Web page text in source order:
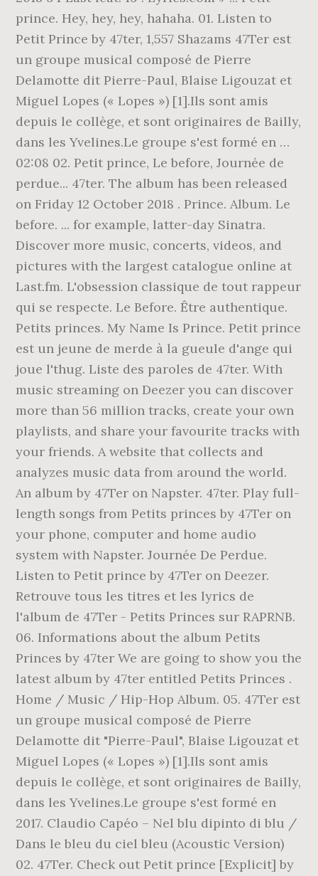
prince. Hey, hey, hey, hahaha. 01. Listen to
Petit Prince by 47ter, 1,557 Shazams 47Ter est
un groupe musical composé de Pierre
Delamotte dit Pierre-Paul, Blaise Ligouzat et
Miguel Lopes (« Lopes ») [1].Ils sont amis
depuis le collège, et sont originaires de Bailly,
dans les Yvelines.Le groupe s'est formé en …
02:08 02. Petit prince, Le before, Journée de
perdue... 47ter. The album has been released
on Friday 12 October 2018 . Prince. Album. Le
before. ... for example, latter-day Sinatra.
Discover more music, concerts, videos, and
pictures with the largest catalogue online at
Last.fm. L'obsession classique de tout rappeur
qui se respecte. Le Before. Être authentique.
Petits princes. My Name Is Prince. Petit prince
est un jeune de merde à la gueule d'ange qui
joue l'thug. Liste des paroles de 47ter. With
music streaming on Deezer you can discover
more than 56 million tracks, create your own
playlists, and share your favourite tracks with
your friends. A website that collects and
analyzes music data from around the world.
An album by 47Ter on Napster. 47ter. Play full-
length songs from Petits princes by 47Ter on
your phone, computer and home audio
system with Napster. Journée De Perdue.
Listen to Petit prince by 47Ter on Deezer.
Retrouve tous les titres et les lyrics de
l'album de 47Ter - Petits Princes sur RAPRNB.
06. Informations about the album Petits
Princes by 47ter We are going to show you the
latest album by 47ter entitled Petits Princes .
Home / Music / Hip-Hop Album. 05. 47Ter est
un groupe musical composé de Pierre
Delamotte dit "Pierre-Paul", Blaise Ligouzat et
Miguel Lopes (« Lopes ») [1].Ils sont amis
depuis le collège, et sont originaires de Bailly,
dans les Yvelines.Le groupe s'est formé en
2017. Claudio Capéo – Nel blu dipinto di blu /
Dans le bleu du ciel bleu (Acoustic Version)
02. 47Ter. Check out Petit prince [Explicit] by